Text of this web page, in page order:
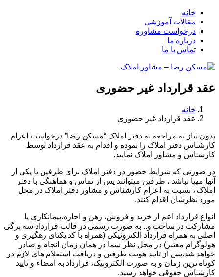
خانه
مقالات آموزشی
درخواست مشاوره
درباره ما
تماس با ما
عقد قرارداد غیر حضوری
خانه
عقد قرارداد غیر حضوری
بدون نیاز به مراجعه به دفتر املاک “مسکن رضا” درخواست اعزام
کارشناس دفتر املاک را نموده و اقدام به عقد قرارداد توسط
کارشناس و مشاور املاک نمایید.
در صورتی که شرایط حضور در دفتر املاک برای طرفین یا یکی از
آنها مهیا نباشد ، طرفین میتوانند پس از تماس و هماهنگی با دفتر
املاک ، نسبت به اعزام کارشناس و مشاور دفتر املاک در محل
مورد نظرشان اقدام کنند.
انواع قرارداد اعم از خرید و فروش، رهن و اجاره،پیمانکاری یا
مشارکت در ساخت و.. به صورت رسمی در قالب قرارداد سه برگی
اصلی به همراه قرارداد الکترونیکی (همراه با کد یکتای رهگیری و
هولوگرام معتبر) در محل نظر شما در همان زمان انجام و صادر
خواهد شد.پس از تایید هویت طرفین و دریافت استعلام های لازم در
کوتاه ترین زمان و به صورت الکترونیک، قرارداد به امضاء و تایید
کارشناس حقوقی خواهد رسید.